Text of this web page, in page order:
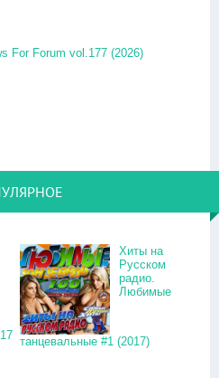
For Forum vol.177 (2026)
Хиты на
Русском
радио.
Любимые
танцевальные #1 (2017)